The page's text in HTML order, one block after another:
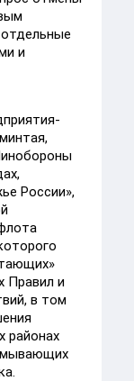
и
России»,
Правил и
в том
районах